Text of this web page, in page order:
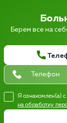
Берем все на
Я ознакомлен(а) с
на обработку